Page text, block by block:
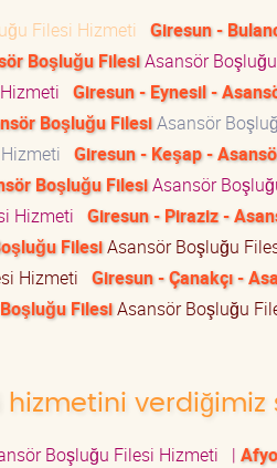
Filesi Hizmeti Giresun -
Boşluğu FilesiAsansör
Giresun - Eynesil -
Boşluğu FilesiAsansör
Giresun - Keşap -
Boşluğu FilesiAsansör
Hizmeti Giresun - Piraziz -
FilesiAsansör Boşluğu
Hizmeti Giresun - Çanakçı -
FilesiAsansör Boşluğu
hizmetini verdiğimiz
Boşluğu Filesi Hizmeti |